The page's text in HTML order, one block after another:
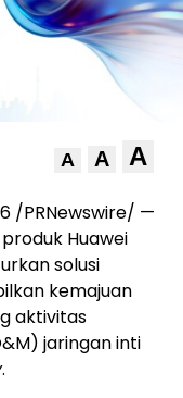
A A A
/PRNewswire/ —
Huawei
solusi
kemajuan
aktivitas
jaringan inti
.